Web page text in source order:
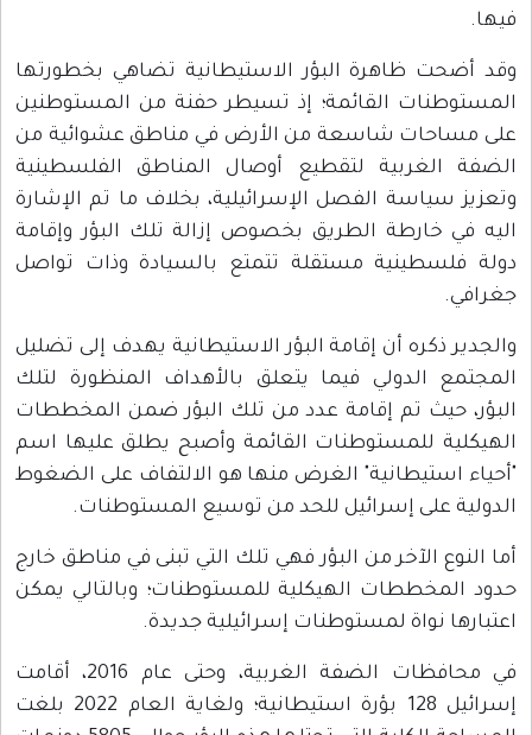
ظاهرة البؤر الاستيطانية تضاهي بخطورتها
القائمة؛ إذ تسيطر حفنة من المستوطنين
شاسعة من الأرض في مناطق عشوائية من
لتقطيع أوصال المناطق الفلسطينية
سياسة الفصل الإسرائيلية، بخلاف ما تم الإشارة
خارطة الطريق بخصوص إزالة تلك البؤر وإقامة
مستقلة تتمتع بالسيادة وذات تواصل
ذكره أن إقامة البؤر الاستيطانية يهدف إلى تضليل
الدولي فيما يتعلق بالأهداف المنظورة لتلك
حيث تم إقامة عدد من تلك البؤر ضمن المخططات
للمستوطنات القائمة وأصبح يطلق عليها اسم
الغرض منها هو الالتفاف على الضغوط
على إسرائيل للحد من توسيع المستوطنات.
الآخر من البؤر فهي تلك التي تبنى في مناطق خارج
الهيكلية للمستوطنات؛ وبالتالي يمكن
نواة لمستوطنات إسرائيلية جديدة.
في محافظات الضفة الغربية، وحتى عام 2016، أقامت
إسرائيل 128 بؤرة استيطانية؛ ولغاية العام 2022 بلغت